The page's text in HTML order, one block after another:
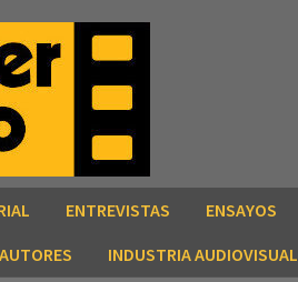
ENTREVISTAS ENSAYOS
AUTORES INDUSTRIA AUDIOVISUAL